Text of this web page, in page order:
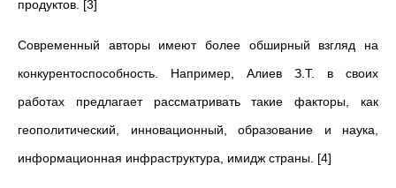
продуктов. [3]
Современный авторы имеют более обширный взгляд на
конкурентоспособность. Например, Алиев З.Т. в своих
работах предлагает рассматривать такие факторы, как
геополитический, инновационный, образование и наука,
информационная инфраструктура, имидж страны. [4]